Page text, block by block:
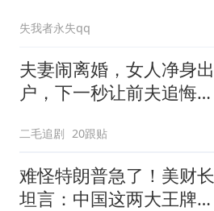
失我者永失qq
夫妻闹离婚，女人净身出
户，下一秒让前夫追悔莫
二毛追剧 20跟贴
难怪特朗普急了！美财长
坦言：中国这两大王牌，